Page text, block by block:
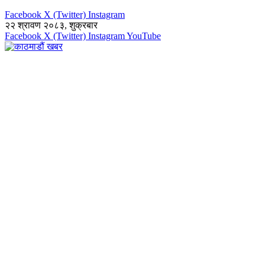
Facebook X (Twitter) Instagram
२२ श्रावण २०८३, शुक्रबार
Facebook X (Twitter) InstagramYouTube